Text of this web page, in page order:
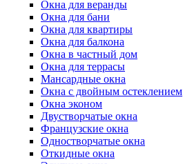
Окна для веранды
Окна для бани
Окна для квартиры
Окна для балкона
Окна в частный дом
Окна для террасы
Мансардные окна
Окна с двойным остеклением
Окна эконом
Двустворчатые окна
Французские окна
Одностворчатые окна
Откидные окна